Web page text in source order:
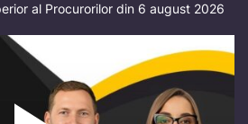
al Procurorilor din 6 august 2026